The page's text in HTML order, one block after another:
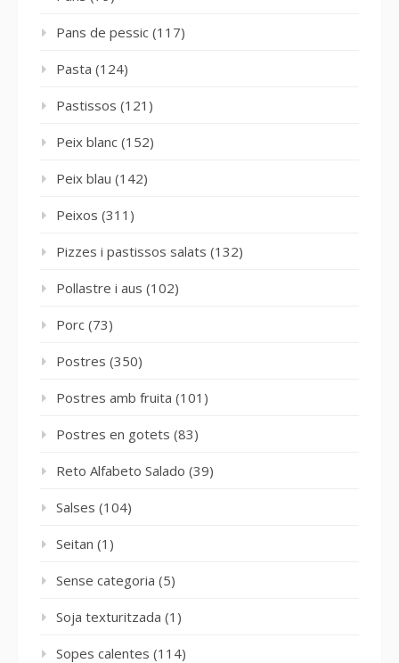
Pans de pessic (117)
Pasta (124)
Pastissos (121)
Peix blanc (152)
Peix blau (142)
Peixos (311)
Pizzes i pastissos salats (132)
Pollastre i aus (102)
Porc (73)
Postres (350)
Postres amb fruita (101)
Postres en gotets (83)
Reto Alfabeto Salado (39)
Salses (104)
Seitan (1)
Sense categoria (5)
Soja texturitzada (1)
Sopes calentes (114)